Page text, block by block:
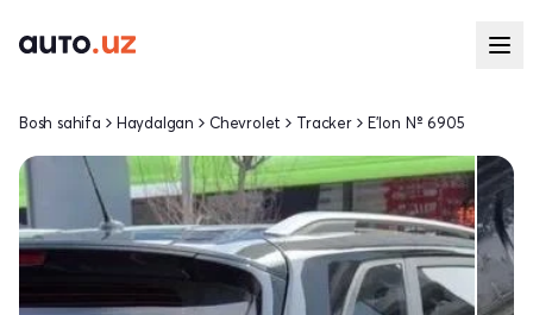
Bosh sahifa Haydalgan Chevrolet Tracker E'lon № 6905